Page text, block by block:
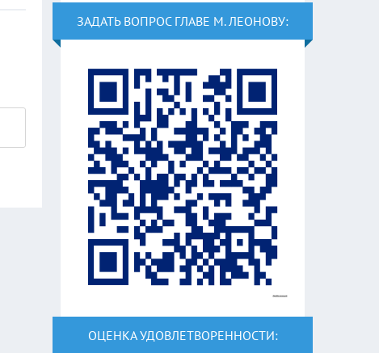
ЗАДАТЬ ВОПРОС ГЛАВЕ М. ЛЕОНОВУ:
ОЦЕНКА УДОВЛЕТВОРЕННОСТИ: